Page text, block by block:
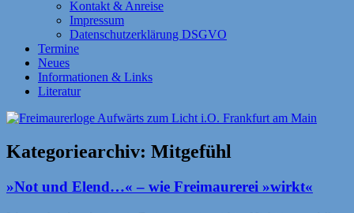
Kontakt & Anreise
Impressum
Datenschutzerklärung DSGVO
Termine
Neues
Informationen & Links
Literatur
Kategoriearchiv: Mitgefühl
»Not und Elend…« – wie Freimaurerei »wirkt«